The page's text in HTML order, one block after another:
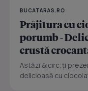
BUCATARAS.RO
Prăjitura cu
porumb -
crustă
Astăzi &icirc;ți
delicioasă cu